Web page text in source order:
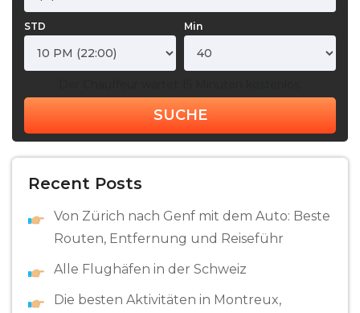
STD Min
SUCHE
Recent Posts
Von Zürich nach Genf mit dem Auto: Beste
Routen, Entfernung und Reiseführ
Alle Flughäfen in der Schweiz
Die besten Aktivitäten in Montreux,